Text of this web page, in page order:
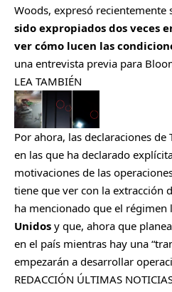
Woods, expresó recientemente
sido expropiados dos veces
ver cómo lucen las
una entrevista previa para
LEA TAMBIÉN
Por ahora, las declaraciones de
en las que ha declarado
motivaciones de las
tiene que ver con la extracción
ha mencionado que el
Unidos y que, ahora que
en el país mientras hay una
empezarán a desarrollar
REDACCIÓN ÚLTIMAS